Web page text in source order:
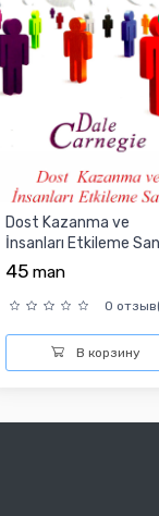
Dost Kazanma ve
İnsanları Etkileme
45man
0
В корзину